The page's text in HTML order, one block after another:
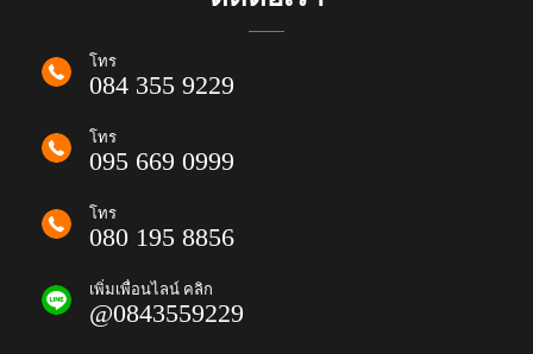
โทร
084 355 9229
โทร
095 669 0999
โทร
080 195 8856
เพิ่มเพื่อนไลน์ คลิก
@0843559229